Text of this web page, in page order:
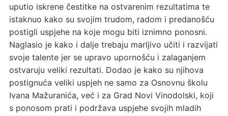
uputio iskrene čestitke na ostvarenim rezultatima te
istaknuo kako su svojim trudom, radom i predanošću
postigli uspjehe na koje mogu biti iznimno ponosni.
Naglasio je kako i dalje trebaju marljivo učiti i razvijati
svoje talente jer se upravo upornošću i zalaganjem
ostvaruju veliki rezultati. Dodao je kako su njihova
postignuća veliki uspjeh ne samo za Osnovnu školu
Ivana Mažuranića, već i za Grad Novi Vinodolski, koji
s ponosom prati i podržava uspjehe svojih mladih